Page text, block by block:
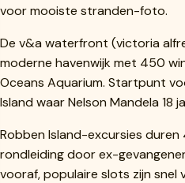
voor mooiste stranden-foto.
De v&a waterfront (victoria
moderne havenwijk met 450
Oceans Aquarium. Startpunt
Island waar Nelson Mandela 18
Robben Island-excursies
rondleiding door ex-
vooraf, populaire slots zijn